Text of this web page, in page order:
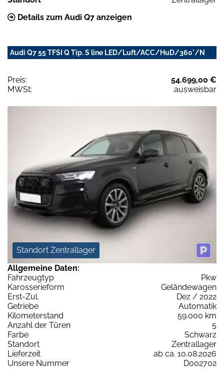
Details zum Audi Q7 anzeigen
Audi Q7 55 TFSI Q Tip. S line LED/Luft/ACC/HuD/360°/N
Preis:
54.699,00 €
MWSt:
ausweisbar
Standort Zentrallager
Allgemeine Daten:
Fahrzeugtyp
Pkw
Karosserieform
Geländewagen
Erst-Zul.
Dez / 2022
Getriebe
Automatik
Kilometerstand
59.000 km
Anzahl der Türen
5
Farbe
Schwarz
Standort
Zentrallager
Lieferzeit
ab ca. 10.08.2026
Unsere Nummer
D002702